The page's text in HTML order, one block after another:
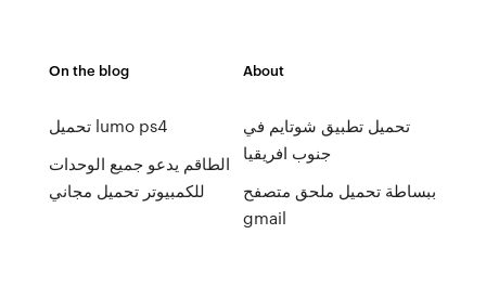
On the blog
تحميل lumo ps4
الطاقم يدعو جميع الوحدات
للكمبيوتر تحميل مجاني
About
تحميل تطبيق شوتايم في
جنوب افريقيا
ببساطة تحميل ملحق متصفح
gmail